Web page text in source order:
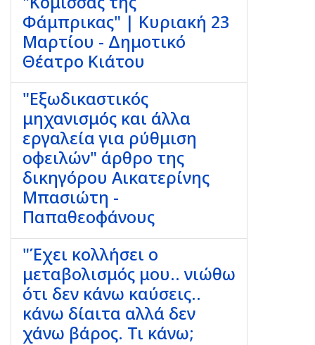
Φάμπρικας" | Κυριακή 23
Μαρτίου - Δημοτικό
Θέατρο Κιάτου
"Εξωδικαστικός
μηχανισμός και άλλα
εργαλεία για ρύθμιση
οφειλών" άρθρο της
δικηγόρου Αικατερίνης
Μπασιώτη -
Παπαθεοφάνους
"Έχει κολλήσει ο
μεταβολισμός μου.. νιώθω
ότι δεν κάνω καύσεις..
κάνω δίαιτα αλλά δεν
χάνω βάρος. Τι κάνω;